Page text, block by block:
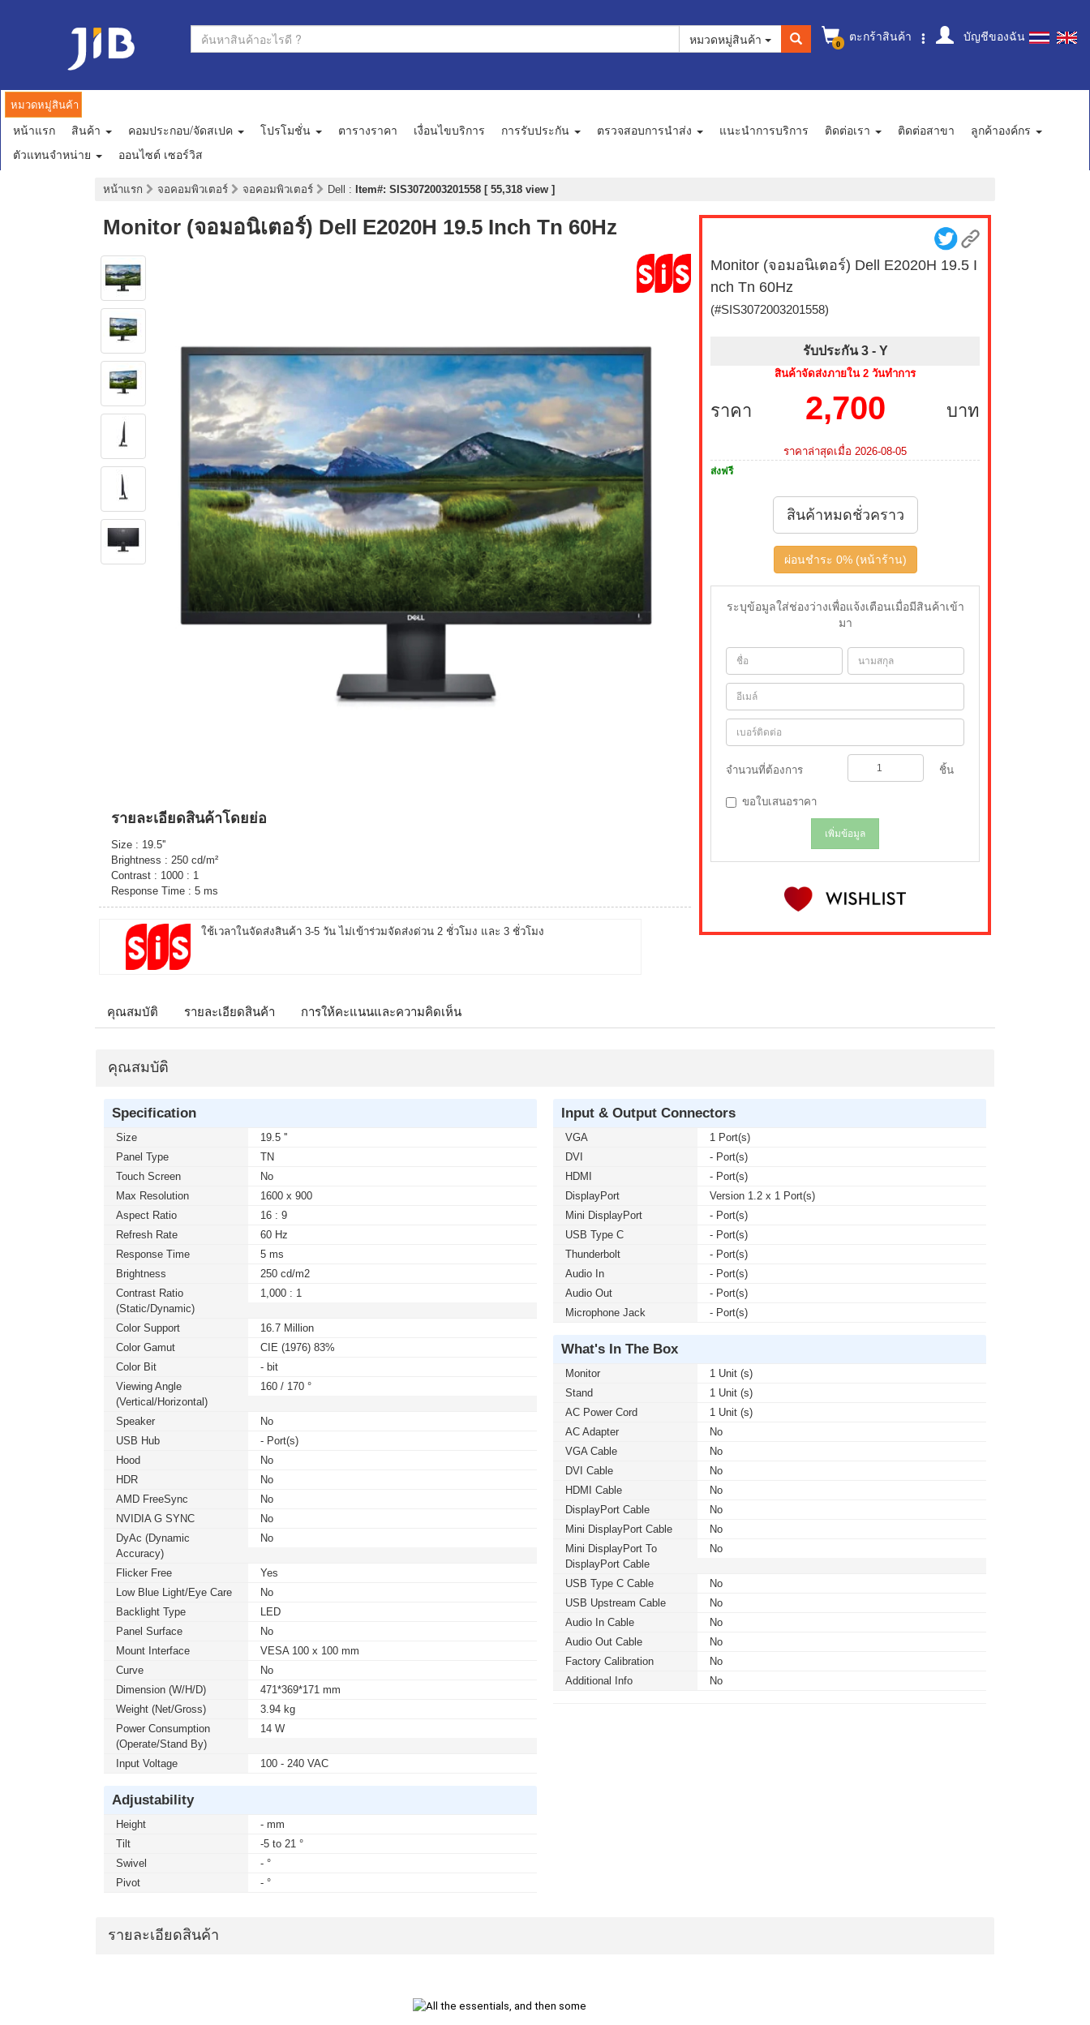
0 ตะกร้าสินค้า บัญชีของฉัน
หมวดหมู่สินค้า
หมวดหมู่สินค้า
หน้าแรก สินค้า คอมประกอบ/จัดสเปค โปรโมชั่น ตารางราคา เงื่อนไขบริการ การรับประกัน ตรวจสอบการนำส่ง แนะนำการบริการ ติดต่อเรา ติดต่อสาขา
ลูกค้าองค์กร
ตัวแทนจำหน่าย
ออนไซต์ เซอร์วิส
หน้าแรก จอคอมพิวเตอร์ จอคอมพิวเตอร์ Dell : Item#: SIS3072003201558 [ 55,318 view ]
Monitor (จอมอนิเตอร์) Dell E2020H 19.5 Inch Tn 60Hz
รายละเอียดสินค้าโดยย่อ
Size : 19.5''
Brightness : 250 cd/m²
Contrast : 1000 : 1
Response Time : 5 ms
ใช้เวลาในจัดส่งสินค้า 3-5 วัน ไม่เข้าร่วมจัดส่งด่วน 2 ชั่วโมง และ 3 ชั่วโมง
Monitor (จอมอนิเตอร์) Dell E2020H 19.5 I
nch Tn 60Hz
(#SIS3072003201558)
รับประกัน 3 - Y
สินค้าจัดส่งภายใน 2 วันทำการ
ราคา บาท
2,700
ราคาล่าสุดเมื่อ 2026-08-05
ส่งฟรี
สินค้าหมดชั่วคราว
ผ่อนชำระ 0% (หน้าร้าน)
ระบุข้อมูลใส่ช่องว่างเพื่อแจ้งเตือนเมื่อมีสินค้าเข้า
มา
จำนวนที่ต้องการ ชิ้น
ขอใบเสนอราคา
เพิ่มข้อมูล
คุณสมบัติ รายละเอียดสินค้า การให้คะแนนและความคิดเห็น
คุณสมบัติ
Specification
Size
19.5 ''
Panel Type
TN
Touch Screen
No
Max Resolution
1600 x 900
Aspect Ratio
16 : 9
Refresh Rate
60 Hz
Response Time
5 ms
Brightness
250 cd/m2
Contrast Ratio
(static/dynamic)
1,000 : 1
Color Support
16.7 Million
Color Gamut
CIE (1976) 83%
Color Bit
- bit
Viewing Angle
(Vertical/Horizontal)
160 / 170 °
Speaker
No
USB Hub
- Port(s)
Hood
No
HDR
No
AMD FreeSync
No
NVIDIA G SYNC
No
DyAc (Dynamic
Accuracy)
No
Flicker Free
Yes
Low Blue Light/Eye Care
No
Backlight Type
LED
Panel Surface
No
Mount Interface
VESA 100 x 100 mm
Curve
No
Dimension (W/H/D)
471*369*171 mm
Weight (Net/Gross)
3.94 kg
Power Consumption
(Operate/Stand By)
14 W
Input Voltage 100 - 240 VAC
Adjustability
Height
- mm
Tilt
-5 to 21 °
Swivel
- °
Pivot
- °
Input & Output Connectors
VGA
1 Port(s)
DVI
- Port(s)
HDMI
- Port(s)
DisplayPort
Version 1.2 x 1 Port(s)
Mini DisplayPort
- Port(s)
USB Type C
- Port(s)
Thunderbolt
- Port(s)
Audio In
- Port(s)
Audio Out
- Port(s)
Microphone Jack
- Port(s)
What's In The Box
Monitor
1 Unit (s)
Stand
1 Unit (s)
AC Power Cord
1 Unit (s)
AC Adapter
No
VGA Cable
No
DVI Cable
No
HDMI Cable
No
DisplayPort Cable
No
Mini DisplayPort Cable
No
Mini DisplayPort To
DisplayPort Cable
No
USB Type C Cable
No
USB Upstream Cable
No
Audio In Cable
No
Audio Out Cable
No
Factory Calibration
No
Additional Info
No
รายละเอียดสินค้า